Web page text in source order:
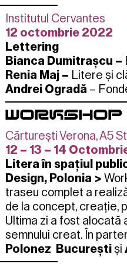
Institutul Cervantes
12 octombrie 2022
Lettering
Bianca Dumitrașcu –
Renia Maj – Litere și
Andrei Ogradă –
WORKSHOP
Cărturești Verona, A5
12 – 13 – 14
Litera în spațiul
Design, Polonia >
traseu complet a
de la concept, creație,
Ultima zi a fost alocată
semnului creat. În
Polonez Bucureștiși